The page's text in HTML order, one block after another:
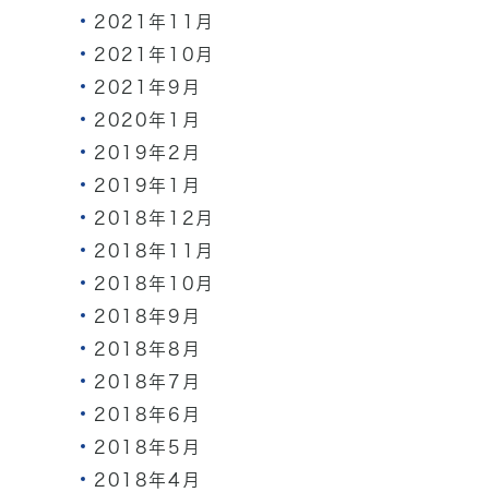
2021年11月
2021年10月
2021年9月
2020年1月
2019年2月
2019年1月
2018年12月
2018年11月
2018年10月
2018年9月
2018年8月
2018年7月
2018年6月
2018年5月
2018年4月